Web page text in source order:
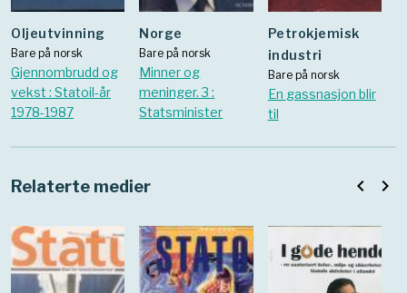
oljeutvinning
Bare på norsk
Gjennombrudd og
vekst : Statoil-år
1978-1987
Norge
Bare på norsk
Minner og
meninger. 3 :
Statsminister
Petrokjemisk
industri
Bare på norsk
En gassnasjon blir
til
Relaterte medier navigate_before navigate_next